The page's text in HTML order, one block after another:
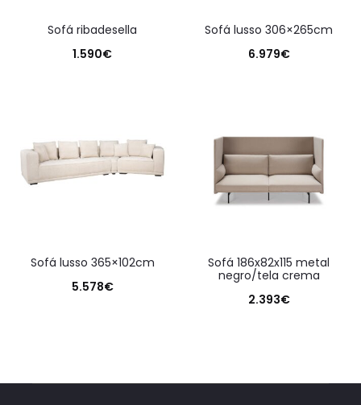
sofá ribadesella
1.590€
sofá lusso 306×265cm
6.979€
sofá lusso 365×102cm
5.578€
sofá 186x82x115 metal
negro/tela crema
2.393€